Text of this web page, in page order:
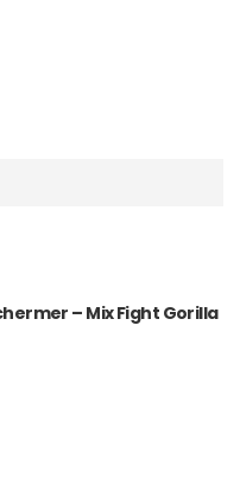
– Mix Fight Gorilla